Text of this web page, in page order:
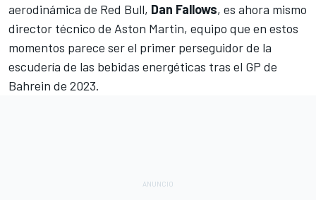
aerodinámica de Red Bull, Dan Fallows, es ahora mismo
director técnico de Aston Martin, equipo que en estos
momentos parece ser el primer perseguidor de la
escudería de las bebidas energéticas tras el GP de
Bahrein de 2023.